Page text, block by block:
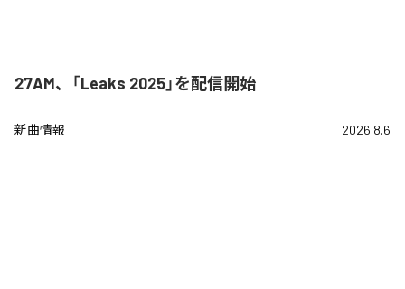
27AM、「Leaks 2025」を配信開始
新曲情報 2026.8.6